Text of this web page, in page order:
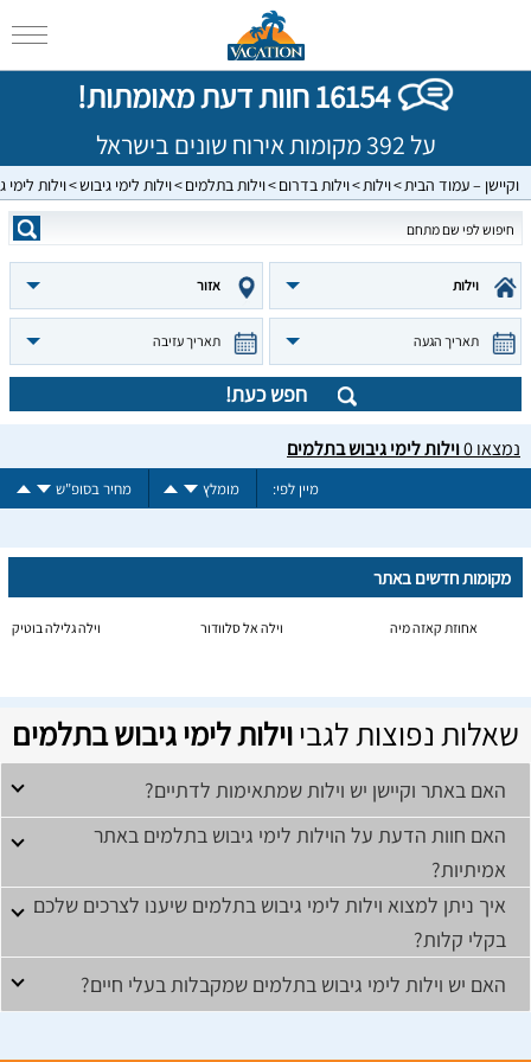
16154 חוות דעת מאומתות!
על 392 מקומות אירוח שונים בישראל
וקיישן – עמוד הבית וילות וילות בדרום וילות בתלמים וילות לימי גיבוש וילות
וילות אזור
תאריך הגעה תאריך עזיבה
חפש כעת!
נמצאו0וילות לימי גיבוש בתלמים
מיין לפי: מומלץ מחיר בסופ"ש
מקומות חדשים באתר
אחוזת קאזה מיה וילה אל סלוודור וילה גלילה בוטיק
שאלות נפוצות לגביוילות לימי גיבוש בתלמים
האם באתר וקיישן יש וילות שמתאימות לדתיים?
האם חוות הדעת על הוילות לימי גיבוש בתלמים באתר
אמיתיות?
איך ניתן למצוא וילות לימי גיבוש בתלמים שיענו לצרכים שלכם
בקלי קלות?
האם יש וילות לימי גיבוש בתלמים שמקבלות בעלי חיים?